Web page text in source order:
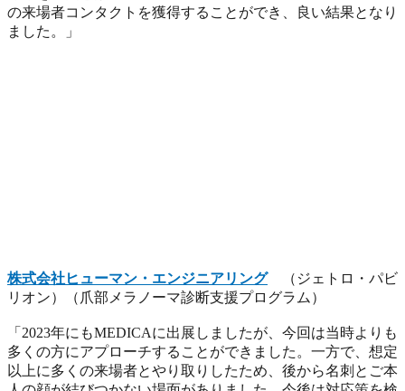
の来場者コンタクトを獲得することができ、良い結果となり
ました。」
株式会社ヒューマン・エンジニアリング
（ジェトロ・パビ
リオン）（爪部メラノーマ診断支援プログラム）
「2023年にもMEDICAに出展しましたが、今回は当時よりも
多くの方にアプローチすることができました。一方で、想定
以上に多くの来場者とやり取りしたため、後から名刺とご本